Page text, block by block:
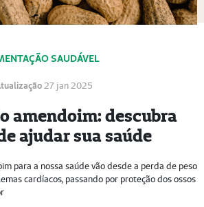
SAUDÁVEL
27 jan 2025
amendoim: descubra
ajudar sua saúde
para a nossa saúde vão desde a perda de peso
cardíacos, passando por proteção dos ossos